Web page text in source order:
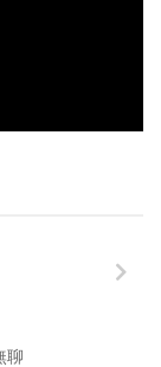
聊